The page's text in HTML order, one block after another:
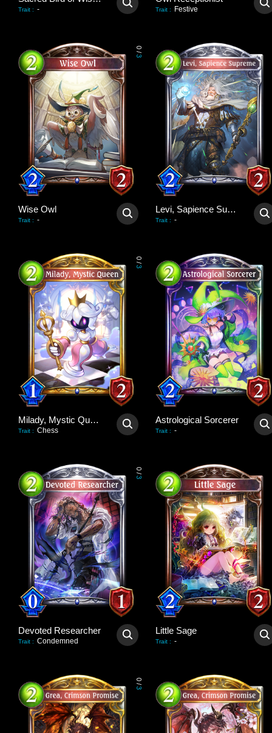
Trait : - Trait : Festive
0
/
3
Wise Owl
Trait : -
Levi, Sapience Supreme
Trait : -
0
/
3
Milady, Mystic Queen
Trait : Chess
Astrological Sorcerer
Trait : -
0
/
3
Devoted Researcher
Trait : Condemned
Little Sage
Trait : -
0
/
3